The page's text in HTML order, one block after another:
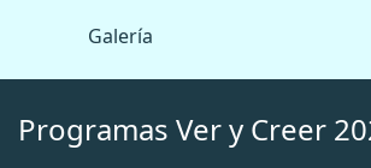
Galería
Programas Ver y Creer